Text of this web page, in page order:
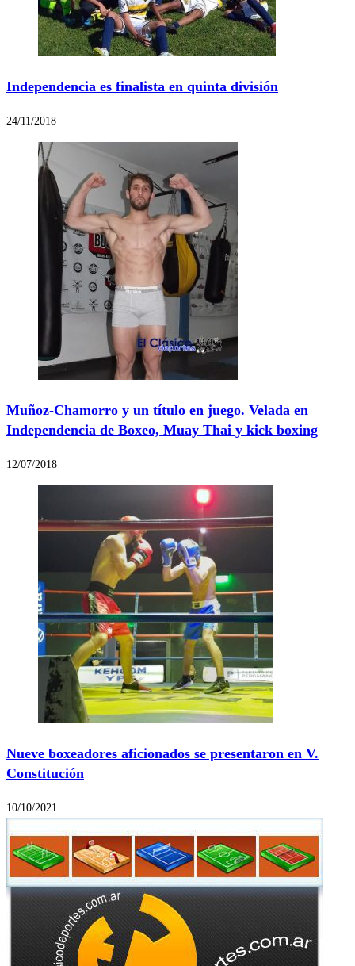
Independencia es finalista en quinta división
24/11/2018
Muñoz-Chamorro y un título en juego. Velada en
Independencia de Boxeo, Muay Thai y kick boxing
12/07/2018
Nueve boxeadores aficionados se presentaron en V.
Constitución
10/10/2021